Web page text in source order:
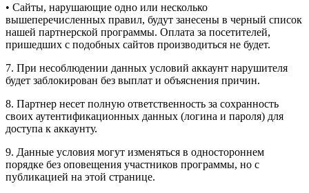
• Сайты, нарушающие одно или несколько
вышеперечисленных правил, будут занесены в черный список
нашей партнерской программы. Оплата за посетителей,
пришедших с подобных сайтов производиться не будет.
7. При несоблюдении данных условий аккаунт нарушителя
будет заблокирован без выплат и объяснения причин.
8. Партнер несет полную ответственность за сохранность
своих аутентификационных данных (логина и пароля) для
доступа к аккаунту.
9. Данные условия могут изменяться в одностороннем
порядке без оповещения участников программы, но с
публикацией на этой странице.